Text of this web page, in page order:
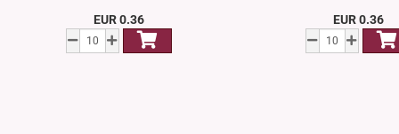
EUR 0.36 EUR 0.36